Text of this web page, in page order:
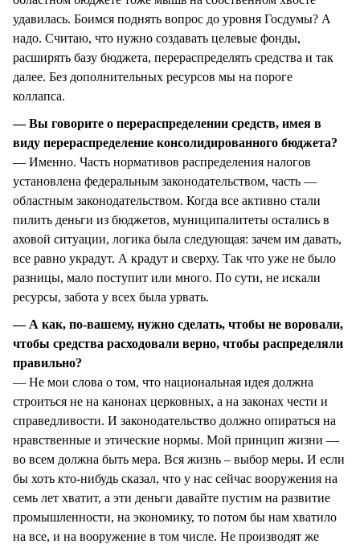
удавилась. Боимся поднять вопрос до уровня Госдумы? А
надо. Считаю, что нужно создавать целевые фонды,
расширять базу бюджета, перераспределять средства и так
далее. Без дополнительных ресурсов мы на пороге
коллапса.
— Вы говорите о перераспределении средств, имея в
виду перераспределение консолидированного бюджета?
— Именно. Часть нормативов распределения налогов
установлена федеральным законодательством, часть —
областным законодательством. Когда все активно стали
пилить деньги из бюджетов, муниципалитеты остались в
аховой ситуации, логика была следующая: зачем им давать,
все равно украдут. А крадут и сверху. Так что уже не было
разницы, мало поступит или много. По сути, не искали
ресурсы, забота у всех была урвать.
— А как, по-вашему, нужно сделать, чтобы не воровали,
чтобы средства расходовали верно, чтобы распределяли
правильно?
— Не мои слова о том, что национальная идея должна
строиться не на канонах церковных, а на законах чести и
справедливости. И законодательство должно опираться на
нравственные и этические нормы. Мой принцип жизни —
во всем должна быть мера. Вся жизнь – выбор меры. И если
бы хоть кто-нибудь сказал, что у нас сейчас вооружения на
семь лет хватит, а эти деньги давайте пустим на развитие
промышленности, на экономику, то потом бы нам хватило
на все, и на вооружение в том числе. Не производят же